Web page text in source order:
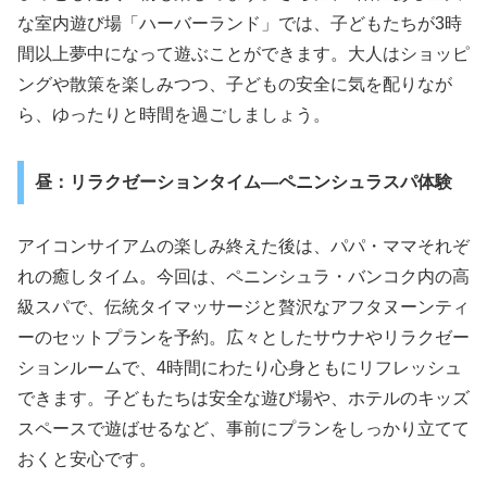
な室内遊び場「ハーバーランド」では、子どもたちが3時
間以上夢中になって遊ぶことができます。大人はショッピ
ングや散策を楽しみつつ、子どもの安全に気を配りなが
ら、ゆったりと時間を過ごしましょう。
昼：リラクゼーションタイム―ペニンシュラスパ体験
アイコンサイアムの楽しみ終えた後は、パパ・ママそれぞ
れの癒しタイム。今回は、ペニンシュラ・バンコク内の高
級スパで、伝統タイマッサージと贅沢なアフタヌーンティ
ーのセットプランを予約。広々としたサウナやリラクゼー
ションルームで、4時間にわたり心身ともにリフレッシュ
できます。子どもたちは安全な遊び場や、ホテルのキッズ
スペースで遊ばせるなど、事前にプランをしっかり立てて
おくと安心です。